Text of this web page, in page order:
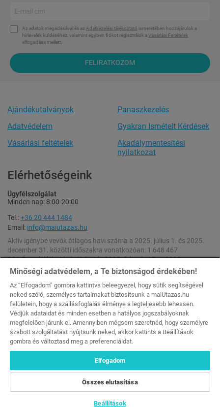
-35%
123 561 Ft 79 900 Ft
Megrendelem
-35%
123 561 Ft 79 900 Ft
Megrendelem
Az adatok megadásával és az Adatkezelési tájékoztató ismeretében hozzájárulok a
hírlevelek küldéséhez, valamint egyben fiókot regisztrálok aVásárlási Feltételek
elfogadása mellett.
FELIRATKOZOM
Ajándékutalványok
Adatvédelem
Vásárlási feltételek
Panaszkezelés
Gyakran Ismételt Kérdések
Akadálymentesítési
nyilatkozat
Elérhetőségeink
Ügyfélszolgálat
Minden nap: 8:00-20:00
Tel.:+36 20 444 1484
Email: info@maiutazas.hu
Aktív igénybe vevők átlagos havi száma a 2025. július 1. és 2025.
december 31. közötti időszakra vonatkozóan: 1 648 467
DSA Éves átláthatósági jelentés 2025. február 17. – 2025.
december 31. [Letöltés]
DSA Éves átláthatósági jelentés 2024. február 17. – 2025. február
16. [ Letöltés]
A weboldalon feltüntetett kedvezmények a szállások napi szobaáraiból (rack
rate) számolódnak.
Minden Jog Fenntartva © 2026 maiutazas.hu (MKEH Engedélyszám: U-
002044 [Szallas Group Zrt.])
Minőségi adatvédelem, a Te biztonságod érdekében!
Az “Elfogadom” gombra kattintva beleegyezel, hogy sütik segítségével
neked szóló, személyes tartalmakat biztosítsunk a maiUtazas.hu
felületein, hogy a szállásfoglalás élménye a legteljesebb lehessen.
Védjük adataidat és minden esetben a hatályos jogszabályoknak
megfelelően járunk el. Amennyiben mégsem szeretnéd, hogy személyre
szabott szolgáltatást nyújtsunk neked, akkor kattints a Beállítások
gombra és változtasd meg a preferenciáidat.
Elfogadom
Összes elutasítása
Beállítások